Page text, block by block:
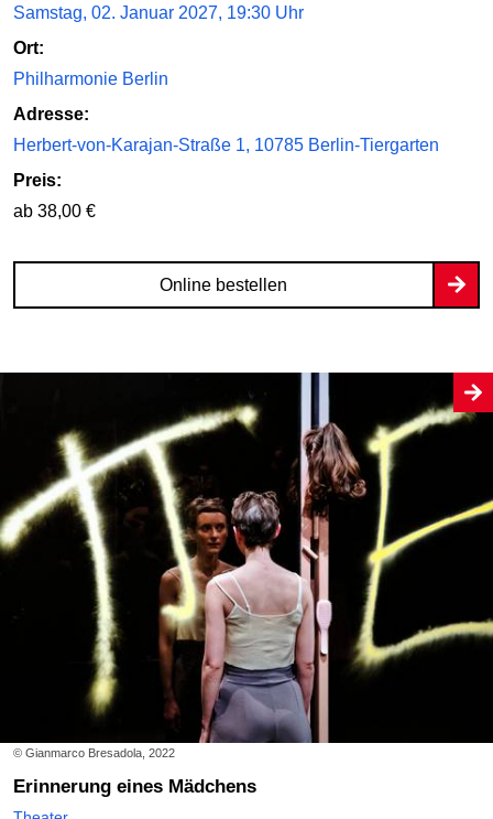
Samstag, 02. Januar 2027, 19:30 Uhr
Ort:
Philharmonie Berlin
Adresse:
Herbert-von-Karajan-Straße 1, 10785 Berlin-Tiergarten
Preis:
ab 38,00 €
Online bestellen
© Gianmarco Bresadola, 2022
Erinnerung eines Mädchens